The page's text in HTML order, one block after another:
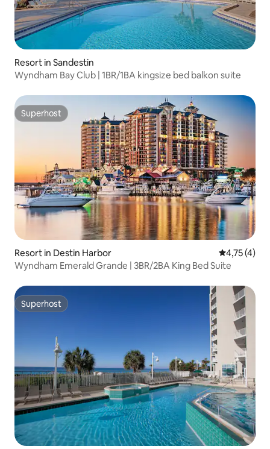
Resort in Sandestin
Wyndham Bay Club | 1BR/1BA kingsize bed balkon suite
Superhost
Superhost
Resort in Destin Harbor
4,75 (4)
Wyndham Emerald Grande | 3BR/2BA King Bed Suite
Superhost
Superhost